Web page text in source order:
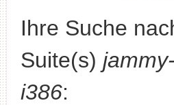
Ihre Suche
Suite(s)
i386: